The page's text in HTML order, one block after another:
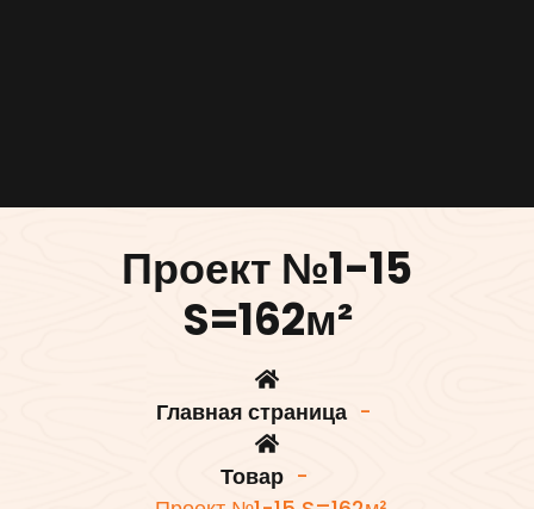
Проект №1-15
S=162м²
Главная страница -
Товар-